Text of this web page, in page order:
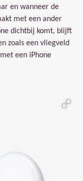
en wanneer de
met een ander
dichtbij komt, blijft
zoals een vliegveld
een iPhone